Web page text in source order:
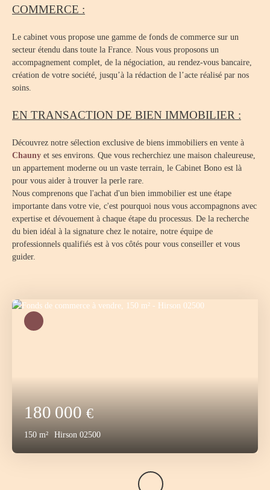
COMMERCE :
Le cabinet vous propose une gamme de fonds de commerce sur un
secteur étendu dans toute la France. Nous vous proposons un
accompagnement complet, de la négociation, au rendez-vous bancaire,
création de votre société, jusqu’à la rédaction de l’acte réalisé par nos
soins.
EN TRANSACTION DE BIEN IMMOBILIER :
Découvrez notre sélection exclusive de biens immobiliers en vente à
Chauny et ses environs. Que vous recherchiez une maison chaleureuse,
un appartement moderne ou un vaste terrain, le Cabinet Bono est là
pour vous aider à trouver la perle rare.
Nous comprenons que l'achat d'un bien immobilier est une étape
importante dans votre vie, c'est pourquoi nous vous accompagnons avec
expertise et dévouement à chaque étape du processus. De la recherche
du bien idéal à la signature chez le notaire, notre équipe de
professionnels qualifiés est à vos côtés pour vous conseiller et vous
guider.
180 000€
150 m² Hirson 02500